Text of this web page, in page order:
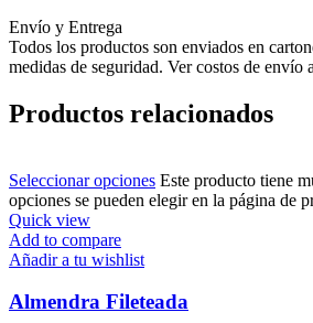
Envío y Entrega
Todos los productos son enviados en
medidas de seguridad. Ver costos de envío
Productos relacionados
Seleccionar opciones Este producto tiene
opciones se pueden elegir en la página de
Quick view
Add to compare
Añadir a tu wishlist
Almendra Fileteada